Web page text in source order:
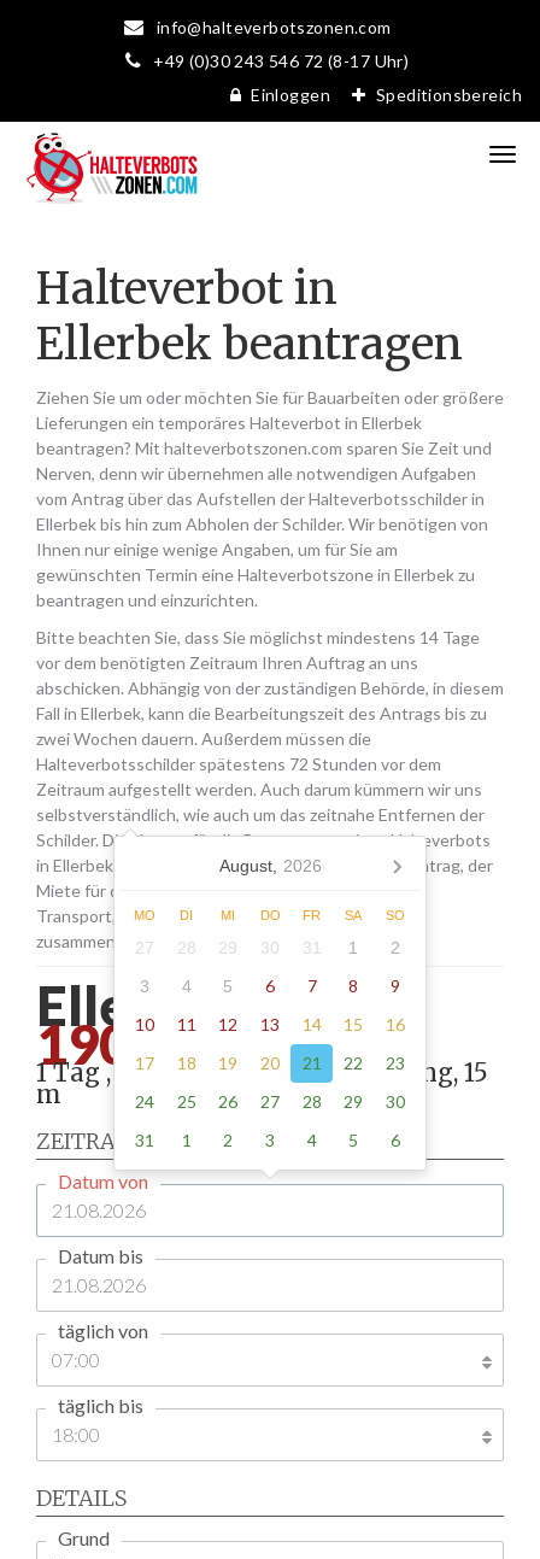
info@halteverbotszonen.com
+49 (0)30 243 546 72 (8-17 Uhr)
Einloggen
Speditionsbereich
Halteverbot in
Ellerbek beantragen
Ziehen Sie um oder möchten Sie für Bauarbeiten oder größere
Lieferungen ein temporäres Halteverbot in Ellerbek
beantragen? Mit halteverbotszonen.com sparen Sie Zeit und
Nerven, denn wir übernehmen alle notwendigen Aufgaben
vom Antrag über das Aufstellen der Halteverbotsschilder in
Ellerbek bis hin zum Abholen der Schilder. Wir benötigen von
Ihnen nur einige wenige Angaben, um für Sie am
gewünschten Termin eine Halteverbotszone in Ellerbek zu
beantragen und einzurichten.
Bitte beachten Sie, dass Sie möglichst mindestens 14 Tage
vor dem benötigten Zeitraum Ihren Auftrag an uns
abschicken. Abhängig von der zuständigen Behörde, in diesem
Fall in Ellerbek, kann die Bearbeitungszeit des Antrags bis zu
zwei Wochen dauern. Außerdem müssen die
Halteverbotsschilder spätestens 72 Stunden vor dem
Zeitraum aufgestellt werden. Auch darum kümmern wir uns
selbstverständlich, wie auch um das zeitnahe Entfernen der
Schilder. Die Kosten für die Beantragung eines Halteverbots
in Ellerbek setzen sich aus den Gebühren für den Antrag, der
Miete für die Schilder sowie einer Pauschale für den
Transport, das Aufstellen und Abholen der Schilder
zusammen.
Ellerbek -
190.00
1 Tag , Stellung gemäß Anordnung, 15
m
ZEITRAUM
Datum von
Datum bis
täglich von
täglich bis
DETAILS
Grund
August, 2026
MO DI MI DO FR SA SO
27 28 29 30 31 1
2
3
4 5 6 7 8
9
10
11 12 13 14 15
16
17
18 19 20 21 22
23
24
25 26 27 28 29
30
31
1 2 3 4 5 6